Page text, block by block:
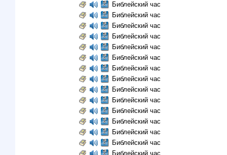
Библейский час
Библейский час
Библейский час
Библейский час
Библейский час
Библейский час
Библейский час
Библейский час
Библейский час
Библейский час
Библейский час
Библейский час
Библейский час
Библейский час
Библейский час